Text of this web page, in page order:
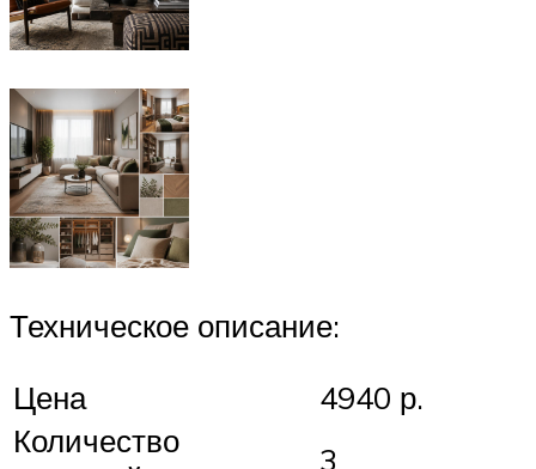
Техническое описание:
Цена
4940 р.
Количество
3